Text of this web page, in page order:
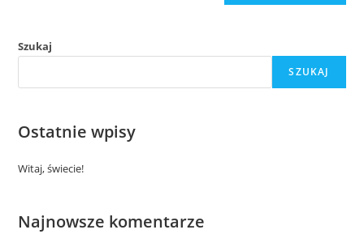
Szukaj
SZUKAJ
Ostatnie wpisy
Witaj, świecie!
Najnowsze komentarze